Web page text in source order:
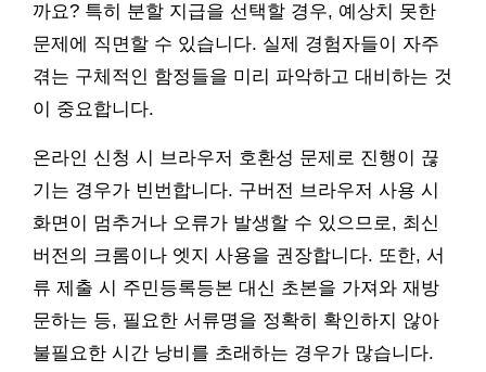
까요? 특히 분할 지급을 선택할 경우, 예상치 못한
문제에 직면할 수 있습니다. 실제 경험자들이 자주
겪는 구체적인 함정들을 미리 파악하고 대비하는 것
이 중요합니다.
온라인 신청 시 브라우저 호환성 문제로 진행이 끊
기는 경우가 빈번합니다. 구버전 브라우저 사용 시
화면이 멈추거나 오류가 발생할 수 있으므로, 최신
버전의 크롬이나 엣지 사용을 권장합니다. 또한, 서
류 제출 시 주민등록등본 대신 초본을 가져와 재방
문하는 등, 필요한 서류명을 정확히 확인하지 않아
불필요한 시간 낭비를 초래하는 경우가 많습니다.